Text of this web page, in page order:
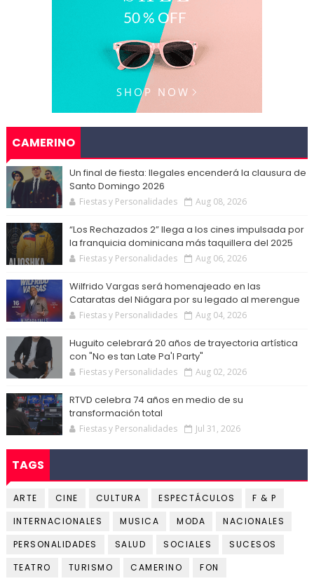
CAMERINO
Un final de fiesta: Ilegales encenderá la clausura de
Santo Domingo 2026
Fiestas y Personalidades Aug 08, 2026
“Los Rechazados 2” llega a los cines impulsada por
la franquicia dominicana más taquillera del 2025
Fiestas y Personalidades Aug 06, 2026
Wilfrido Vargas será homenajeado en las
Cataratas del Niágara por su legado al merengue
Fiestas y Personalidades Aug 04, 2026
Huguito celebrará 20 años de trayectoria artística
con "No es tan Late Pa'l Party"
Fiestas y Personalidades Aug 02, 2026
RTVD celebra 74 años en medio de su
transformación total
Fiestas y Personalidades Jul 31, 2026
TAGS
ARTE CINE CULTURA ESPECTÁCULOS
F & P
INTERNACIONALES
MUSICA MODA
NACIONALES
PERSONALIDADES
SALUD SOCIALES
SUCESOS
TEATRO
TURISMO CAMERINO FON